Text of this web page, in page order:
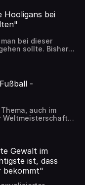
Hooligans bei
bei dieser
sollte. Bisher
russisch-
-
auch im
Weltmeisterschaft
steckt dahinter?
Gewalt im
ist, dass
bekommt"